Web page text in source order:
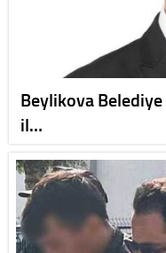
Beylikova
il…